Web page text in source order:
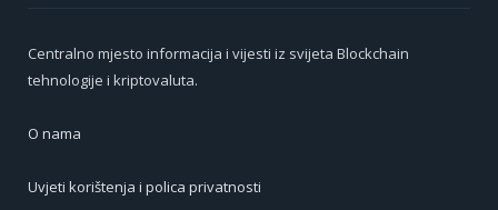
Centralno mjesto informacija i vijesti iz svijeta Blockchain
tehnologije i kriptovaluta.
O nama
Uvjeti korištenja i polica privatnosti